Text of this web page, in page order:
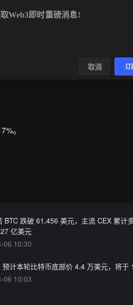
。
BTC 跌破 61,456 美元，主流 CEX 累计
亿美元
06 10:30
预计本轮比特币底部价 4.4 万美元，将于
06 10:03
Web3即时重磅消息!
取消 订